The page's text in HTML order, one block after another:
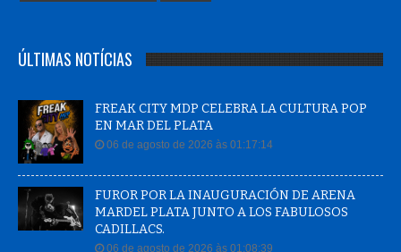
ÚLTIMAS NOTÍCIAS
FREAK CITY MDP CELEBRA LA CULTURA POP
EN MAR DEL PLATA
06 de agosto de 2026 às 01:17:14
FUROR POR LA INAUGURACIÓN DE ARENA
MARDEL PLATA JUNTO A LOS FABULOSOS
CADILLACS.
06 de agosto de 2026 às 01:08:39